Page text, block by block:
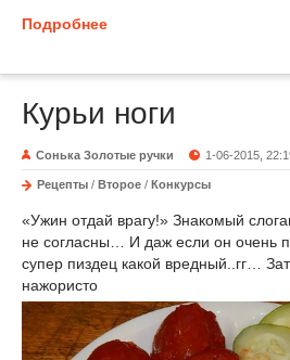
Подробнее
Курьи ноги
Сонька Золотые ручки 1-06-2015,
Рецепты / Второе / Конкурсы
«Ужин отдай врагу!» Знакомый
не согласны… И даж если он очень
супер пиздец какой вредный..гг…
нажористо